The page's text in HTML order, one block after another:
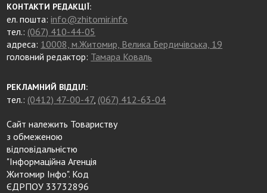
КОНТАКТИ РЕДАКЦІЇ:
ел. пошта:info@zhitomir.info
тел.: (067) 410-44-05
адреса: 10008, м.Житомир, Велика Бердичівська, 19
головний редактор: Тамара Коваль
РЕКЛАМНИЙ ВІДДІЛ:
тел.: (0412) 47-00-47, (067) 412-63-04
Сайт належить Товариству
з обмеженою
відповідальністю
"Інформаційна Агенція
Житомир Інфо". Код
ЄДРПОУ 33732896